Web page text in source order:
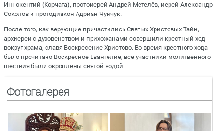
Иннокентий (Корчага), протоиерей Андрей Метелёв, иерей Александр
Соколов и протодиакон Адриан Чунчук.
После того, как верующие причастились Святых Христовых Тайн,
архиереи с духовенством и прихожанами совершили крестный ход
вокруг храма, славя Воскресение Христово. Во время крестного хода
было прочитано Воскресное Евангелие, все участники молитвенного
шествия были окроплены святой водой.
Фотогалерея